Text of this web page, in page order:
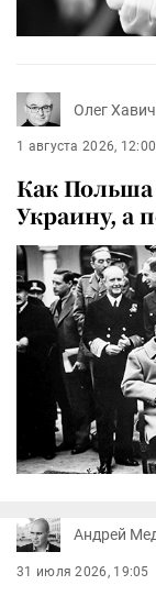
Олег Хавич
1 августа 2026, 12:00
Как
Украину, а
Андрей
31 июля 2026, 19:05